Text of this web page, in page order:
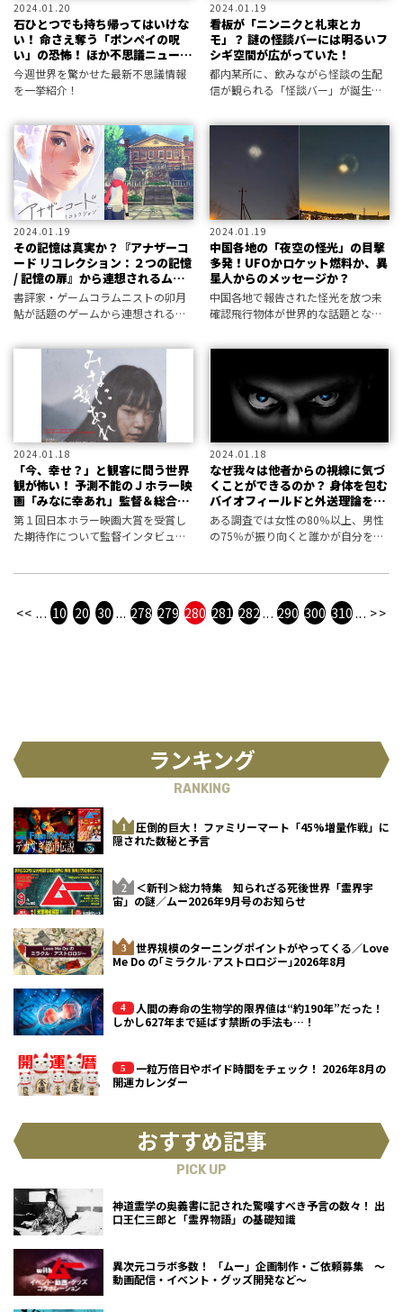
2024.01.20
石ひとつでも持ち帰ってはいけな
い！ 命さえ奪う「ポンペイの呪
い」の恐怖！ ほか不思議ニュース
まとめ／web MU HOT PRESS
今週世界を驚かせた最新不思議情報
を一挙紹介！
2024.01.19
看板が「ニンニクと札束とカ
モ」？ 謎の怪談バーには明るいフ
シギ空間が広がっていた！
都内某所に、飲みながら怪談の生配
信が観られる「怪談バー」が誕生。
みるとそこは予想外の空間だった。
2024.01.19
その記憶は真実か？『アナザーコ
ード リコレクション：２つの記憶
/ 記憶の扉』から連想されるムー
的ワード！／卯月鮎・ゲームー案
内
書評家・ゲームコラムニストの卯月
鮎が話題のゲームから連想されるオ
アップ。これらを知っておけばゲー
ムがもっと楽しくなるかも!?
2024.01.19
中国各地の「夜空の怪光」の目撃
多発！UFOかロケット燃料か、異
星人からのメッセージか？
中国各地で報告された怪光を放つ未
確認飛行物体が世界的な話題となっ
ていたというUFOの正体は!?
2024.01.18
「今、幸せ？」と観客に問う世界
観が怖い！ 予測不能のＪホラー映
画「みなに幸あれ」監督＆総合プ
ロヂューサー・インタビュー
第１回日本ホラー映画大賞を受賞し
た期待作について監督インタビュ
2024.01.18
なぜ我々は他者からの視線に気づ
くことができるのか？ 身体を包む
バイオフィールドと外送理論を著
名生物学者が解説
ある調査では女性の80％以上、男性
の75％が振り向くと誰かが自分を見
よいのか――？
<< ... 10 20 30 ... 278 279 280 281 282... 290 300 310... >>
ランキング
RANKING
圧倒的巨大！ ファミリーマート「45%増量作戦」に
隠された数秘と予言
＜新刊＞総力特集 知られざる死後世界「霊界宇
宙」の謎／ムー2026年9月号のお知らせ
世界規模のターニングポイントがやってくる／Love
Me Do の｢ミラクル･アストロロジー｣2026年8月
人間の寿命の生物学的限界値は“約190年”だった！
しかし627年まで延ばす禁断の手法も…！
一粒万倍日やボイド時間をチェック！ 2026年8月の
開運カレンダー
おすすめ記事
PICK UP
神道霊学の奥義書に記された驚嘆すべき予言の数々！ 出
口王仁三郎と「霊界物語」の基礎知識
異次元コラボ多数！ 「ムー」企画制作・ご依頼募集 ～
動画配信・イベント・グッズ開発など～